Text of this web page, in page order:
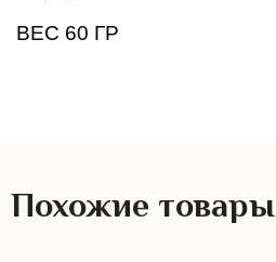
ВЕС 60 ГР
Похожие товары